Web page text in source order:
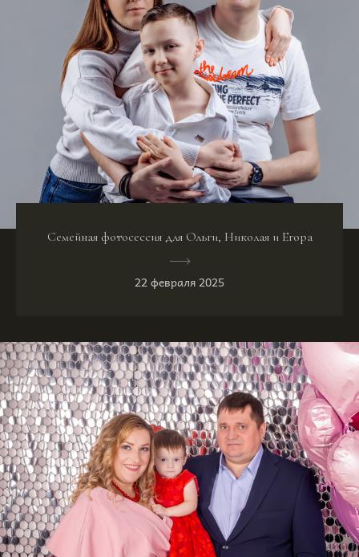
Семейная фотосессия для Ольги, Николая и Егора
22 февраля 2025